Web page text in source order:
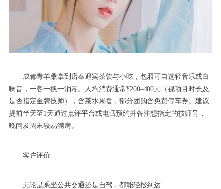
成都青羊桑拿到店奉迎宾茶饮与小吃，包厢可自选轻音乐或白
噪音，一客一换一消毒。人均消费通常¥200–400元（视项目时长及
是否指定金牌技师），含茶水果盘，部分团购含免费停车券。建议
提前半天至1天通过点评平台或电话预约并备注想指定的技师号，
晚间及周末较易满房。
客户评价
无论是乘坐公共交通还是自驾，都能轻松到达